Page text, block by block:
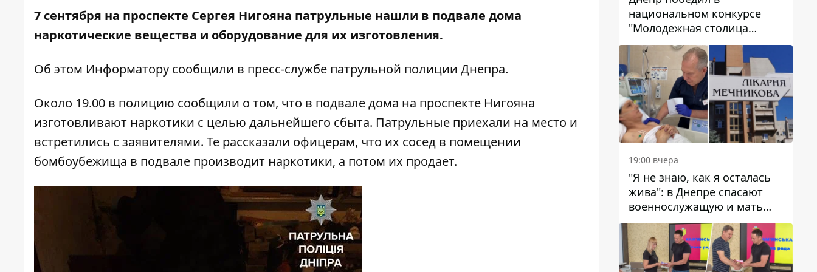
7 сентября на проспекте Сергея Нигояна патрульные нашли в подвале дома
наркотические вещества и оборудование для их изготовления.
Об этом Информатору сообщили в пресс-службе патрульной полиции Днепра.
Около 19.00 в полицию сообщили о том, что в подвале дома на проспекте Нигояна
изготовливают наркотики с целью дальнейшего сбыта. Патрульные приехали на место и
встретились с заявителями. Те рассказали офицерам, что их сосед в помещении
бомбоубежища в подвале производит наркотики, а потом их продает.
национальном конкурсе
"Молодежная столица
Украины – 2026"
19:00 вчера
"Я не знаю, как я осталась
жива": в Днепре спасают
военнослужащую и мать
четверых детей, которую
ранил КАБ